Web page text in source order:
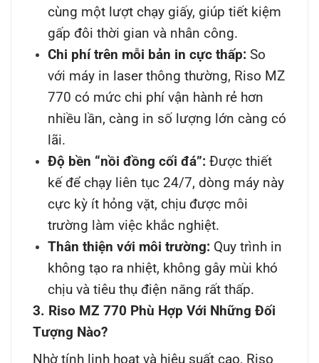
cùng một lượt chạy giấy, giúp tiết kiệm
gấp đôi thời gian và nhân công.
Chi phí trên mỗi bản in cực thấp: So
với máy in laser thông thường, Riso MZ
770 có mức chi phí vận hành rẻ hơn
nhiều lần, càng in số lượng lớn càng có
lãi.
Độ bền “nồi đồng cối đá”: Được thiết
kế để chạy liên tục 24/7, dòng máy này
cực kỳ ít hỏng vặt, chịu được môi
trường làm việc khắc nghiệt.
Thân thiện với môi trường: Quy trình in
không tạo ra nhiệt, không gây mùi khó
chịu và tiêu thụ điện năng rất thấp.
3. Riso MZ 770 Phù Hợp Với Những Đối
Tượng Nào?
Nhờ tính linh hoạt và hiệu suất cao, Riso